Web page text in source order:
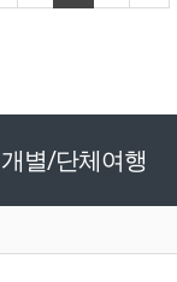
개별/단체여행